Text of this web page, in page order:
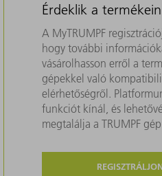
Érdeklik a
A MyTRUMPF
hogy további
vásárolhasson erről a
gépekkel való
elérhetőségről.
funkciót kínál, és
megtalálja a TRUMPF